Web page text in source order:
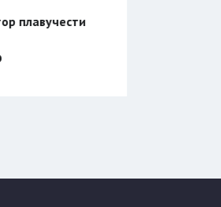
Катушка Таймень
3 940 ₽